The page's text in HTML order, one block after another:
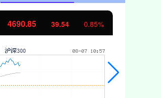
4690.85 39.54 0.85%